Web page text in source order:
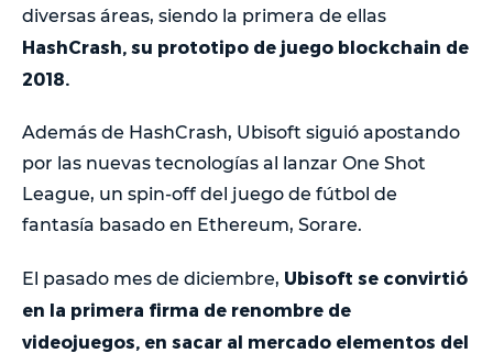
diversas áreas, siendo la primera de ellas
HashCrash, su prototipo de juego blockchain de
2018.
Además de HashCrash, Ubisoft siguió apostando
por las nuevas tecnologías al lanzar One Shot
League, un spin-off del juego de fútbol de
fantasía basado en Ethereum, Sorare.
El pasado mes de diciembre, Ubisoft se convirtió
en la primera firma de renombre de
videojuegos, en sacar al mercado elementos del